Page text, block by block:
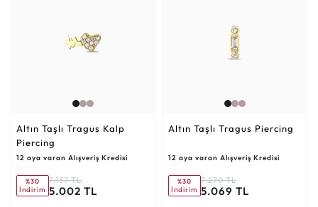
Altın Taşlı Tragus Kalp
Piercing
12 aya varan Alışveriş Kredisi
%30
İndirim
7.137 TL
5.002 TL
Altın Taşlı Tragus Piercing
12 aya varan Alışveriş Kredisi
%30
İndirim
7.270 TL
5.069 TL